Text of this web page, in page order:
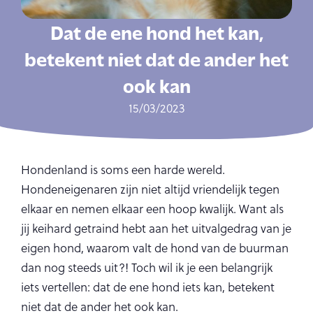
Dat de ene hond het kan,
betekent niet dat de ander het
ook kan
15/03/2023
Hondenland is soms een harde wereld.
Hondeneigenaren zijn niet altijd vriendelijk tegen
elkaar en nemen elkaar een hoop kwalijk. Want als
jij keihard getraind hebt aan het uitvalgedrag van je
eigen hond, waarom valt de hond van de buurman
dan nog steeds uit?! Toch wil ik je een belangrijk
iets vertellen: dat de ene hond iets kan, betekent
niet dat de ander het ook kan.